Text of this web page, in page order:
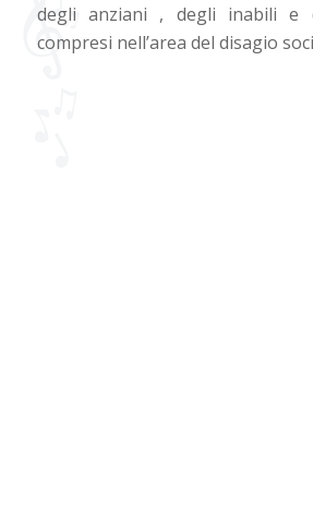
degli anziani , degli inabili e
compresi nell’area del disagio